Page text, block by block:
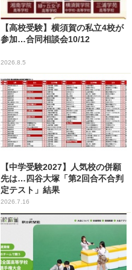
【高校受験】横須賀の私立4校が
参加…合同相談会10/12
2026.8.5
【中学受験2027】人気校の併願
先は…四谷大塚「第2回合不合判
定テスト」結果
2026.7.16